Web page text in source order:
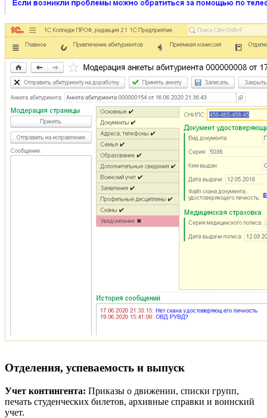
Отделения, успеваемость и выпуск
Учет контингента: Приказы о движении, списки групп,
печать студенческих билетов, архивные справки и воинский
учет.